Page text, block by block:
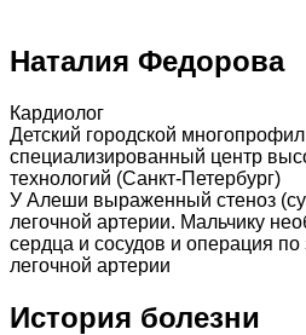
Наталия Федорова
Кардиолог
Детский городской
специализированный центр
технологий (Санкт-Петербург)
У Алеши выраженный стеноз
легочной артерии. Мальчику
сердца и сосудов и операция
легочной артерии
История болезни